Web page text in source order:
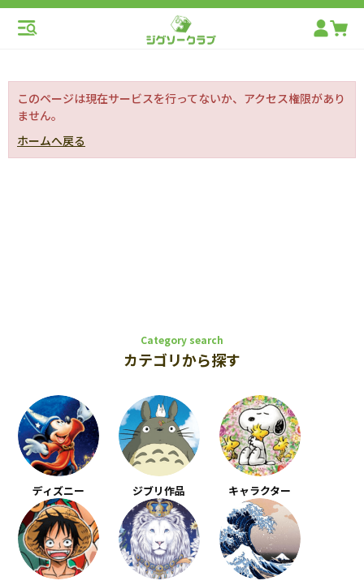
このページは現在サービスを行ってないか、アクセス権限があり
ません。
ホームへ戻る
Category search
カテゴリから探す
ディズニー ジブリ作品 キャラクター